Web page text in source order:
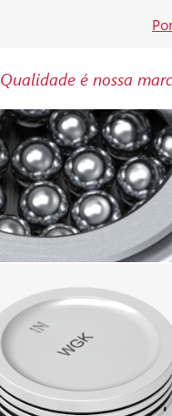
Qualidade é nossa